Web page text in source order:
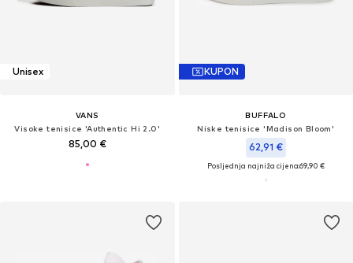
Unisex
VANS
Visoke tenisice 'Authentic Hi 2.0'
85,00 €
KUPON
BUFFALO
Niske tenisice 'Madison Bloom'
62,91 €
Posljednja najniža cijena:69,90 €